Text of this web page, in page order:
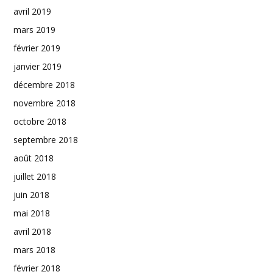
avril 2019
mars 2019
février 2019
janvier 2019
décembre 2018
novembre 2018
octobre 2018
septembre 2018
août 2018
juillet 2018
juin 2018
mai 2018
avril 2018
mars 2018
février 2018